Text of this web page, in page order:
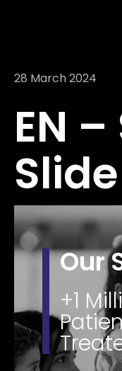
28 March 2024
EN
Slide
Our
+1